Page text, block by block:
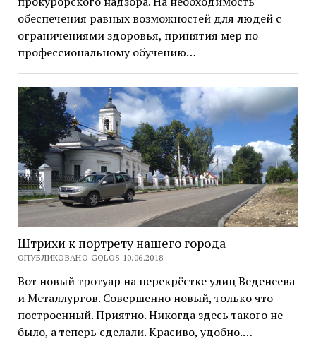
обеспечения равных возможностей для людей с
ограничениями здоровья, принятия мер по
профессиональному обучению…
Штрихи к портрету нашего города
ОПУБЛИКОВАНО GOLOS 10.06.2018
Вот новый тротуар на перекрёстке улиц Веденеева
и Металлургов. Совершенно новый, только что
построенный. Приятно. Никогда здесь такого не
было, а теперь сделали. Красиво, удобно.…